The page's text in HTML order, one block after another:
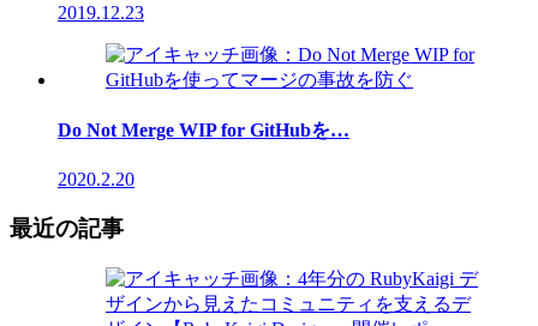
2019.12.23
Do Not Merge WIP for GitHubを…
2020.2.20
最近の記事